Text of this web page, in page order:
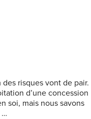
risques vont de pair.
d’une concession
soi, mais nous savons
…